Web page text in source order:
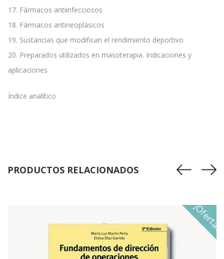
17. Fármacos antiinfecciosos
18. Fármacos antineoplásicos
19. Sustancias que modifican el rendimiento deportivo
20. Preparados utilizados en masoterapia. Indicaciones y
aplicaciones
Índice analítico
PRODUCTOS RELACIONADOS
¡Oferta!